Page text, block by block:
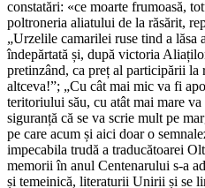
constatări: «ce moarte frumoasă,
poltroneria aliatului de la răsărit,
„Urzelile camarilei ruse tind a lăsa
îndepărtată și, după victoria
pretinzând, ca preț al participării
altceva!”; „Cu cât mai mic va fi
teritoriului său, cu atât mai mare
siguranță că se va scrie mult pe
pe care acum și aici doar o
impecabila trudă a traducătoarei
memorii în anul Centenarului s-a
și temeinică, literaturii Unirii și se